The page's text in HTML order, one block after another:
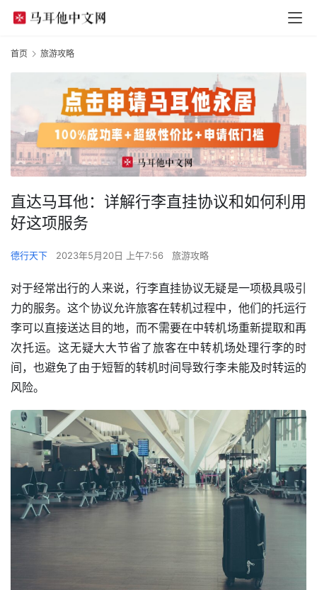
首页 旅游攻略
直达马耳他：详解行李直挂协议和如何利用
好这项服务
德行天下 2023年5月20日 上午7:56 旅游攻略
对于经常出行的人来说，行李直挂协议无疑是一项极具吸引
力的服务。这个协议允许旅客在转机过程中，他们的托运行
李可以直接送达目的地，而不需要在中转机场重新提取和再
次托运。这无疑大大节省了旅客在中转机场处理行李的时
间，也避免了由于短暂的转机时间导致行李未能及时转运的
风险。